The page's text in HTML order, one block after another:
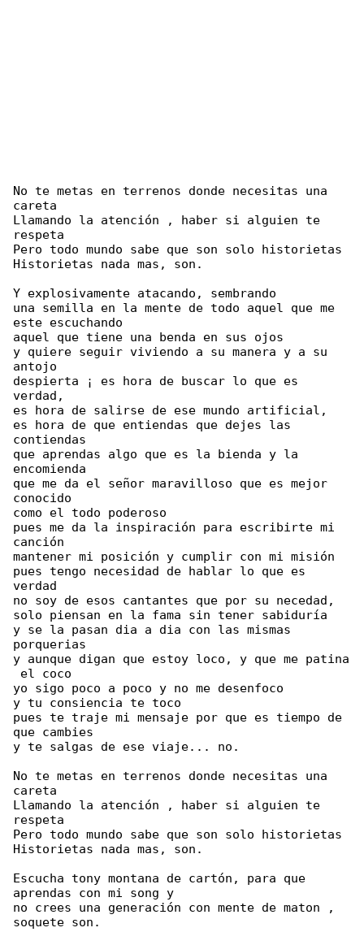
No te metas en terrenos donde necesitas una
careta
Llamando la atención , haber si alguien te
respeta
Pero todo mundo sabe que son solo historietas
Historietas nada mas, son.
Y explosivamente atacando, sembrando
una semilla en la mente de todo aquel que me
este escuchando
aquel que tiene una benda en sus ojos
y quiere seguir viviendo a su manera y a su
antojo
despierta ¡ es hora de buscar lo que es
verdad,
es hora de salirse de ese mundo artificial,
es hora de que entiendas que dejes las
contiendas
que aprendas algo que es la bienda y la
encomienda
que me da el señor maravilloso que es mejor
conocido
como el todo poderoso
pues me da la inspiración para escribirte mi
canción
mantener mi posición y cumplir con mi misión
pues tengo necesidad de hablar lo que es
verdad
no soy de esos cantantes que por su necedad,
solo piensan en la fama sin tener sabiduría
y se la pasan dia a dia con las mismas
porquerias
y aunque digan que estoy loco, y que me patina
el coco
yo sigo poco a poco y no me desenfoco
y tu consiencia te toco
pues te traje mi mensaje por que es tiempo de
que cambies
y te salgas de ese viaje... no.
No te metas en terrenos donde necesitas una
careta
Llamando la atención , haber si alguien te
respeta
Pero todo mundo sabe que son solo historietas
Historietas nada mas, son.
Escucha tony montana de cartón, para que
aprendas con mi song y
no crees una generación con mente de maton ,
soquete son.